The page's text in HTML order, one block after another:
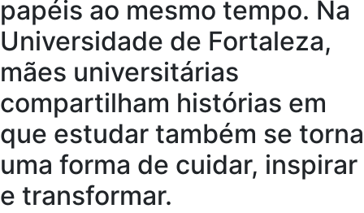
papéis ao mesmo tempo. Na
Universidade de Fortaleza,
mães universitárias
compartilham histórias em
que estudar também se torna
uma forma de cuidar, inspirar
e transformar.